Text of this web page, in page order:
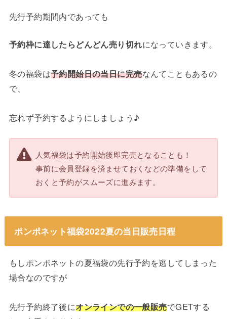
先行予約期間内であっても
予約枠に達したらどんどん売り切れになっていきます。
冬の福袋は予約開始日の当日に完売なんてこともあるの
で、
忘れず予約するようにしましょう♪
人気福袋は予約開始後即完売となることも！
事前に会員登録を済ませておくなどの準備をして
おくと予約がスムーズに進みます。
ポンポネット福袋2022夏の当日販売日程
もしポンポネットの夏福袋の先行予約を逃してしまった
場合なのですが
先行予約終了後にオンラインでの一般販売でGETする